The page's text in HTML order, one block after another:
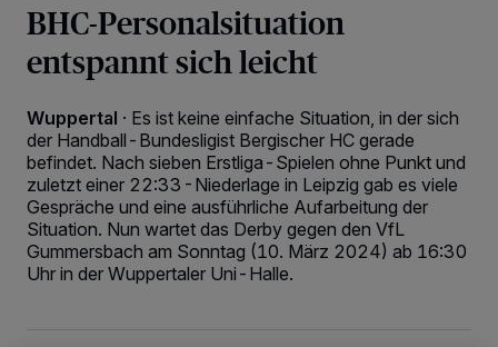
BHC-Personalsituation
entspannt sich leicht
Wuppertal · Es ist keine einfache Situation, in der sich
der Handball-Bundesligist Bergischer HC gerade
befindet. Nach sieben Erstliga-Spielen ohne Punkt und
zuletzt einer 22:33-Niederlage in Leipzig gab es viele
Gespräche und eine ausführliche Aufarbeitung der
Situation. Nun wartet das Derby gegen den VfL
Gummersbach am Sonntag (10. März 2024) ab 16:30
Uhr in der Wuppertaler Uni-Halle.